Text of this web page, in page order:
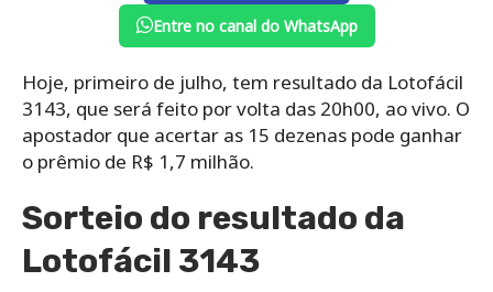
Entre no canal do WhatsApp
Hoje, primeiro de julho, tem resultado da Lotofácil
3143, que será feito por volta das 20h00, ao vivo. O
apostador que acertar as 15 dezenas pode ganhar
o prêmio de R$ 1,7 milhão.
Sorteio do resultado da
Lotofácil 3143